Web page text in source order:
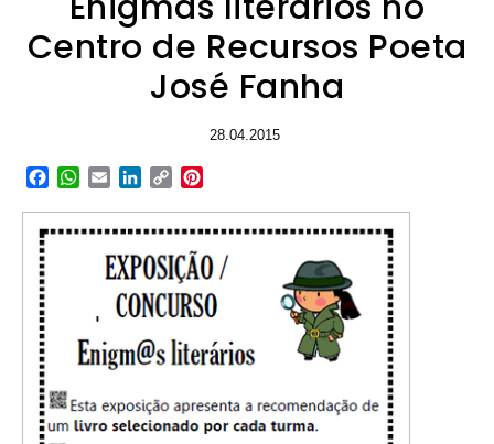
Centro de Recursos Poeta
José Fanha
28.04.2015
Facebook
WhatsApp
EmailLinkedIn
Copy